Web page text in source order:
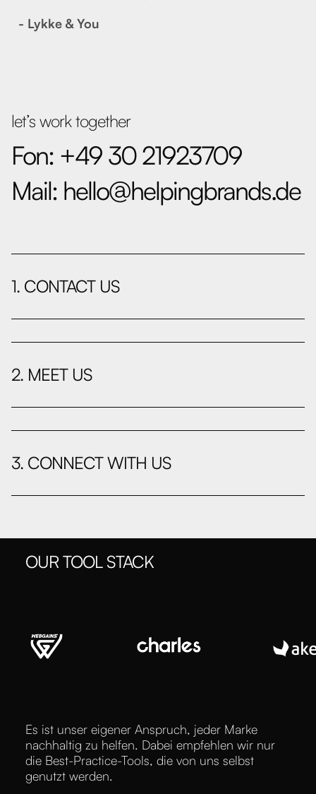
- Lykke & You
let’s work together
Fon: +49 30 21923709
Mail: hello@helpingbrands.de
1. CONTACT US
2. MEET US
3. CONNECT WITH US
OUR TOOL STACK
Es ist unser eigener Anspruch, jeder Marke
nachhaltig zu helfen. Dabei empfehlen wir nur
die Best-Practice-Tools, die von uns selbst
genutzt werden.